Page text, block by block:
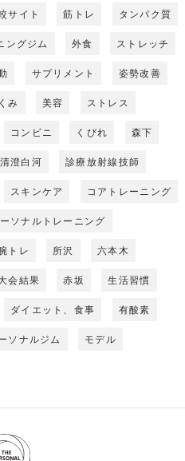
サイト 筋トレ タンパク質
ングジム 外食 ストレッチ
サプリメント 姿勢改善
み 美容 ストレス
コンビニ くびれ 森下
清澄白河 診療放射線技師
スキンケア コアトレーニング
ソナルトレーニング
腕トレ 所沢 六本木
会結果 赤坂 生活習慣
ダイエット、食事 有酸素
ソナルジム モデル